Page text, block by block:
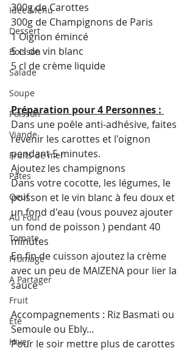
Idée Menu
Dessert
Boisson
Salade
Soupe
Poisson
Viande
Fruits de mer
Pâtes
Oeuf
Au Four
Tomate
Fromage
A Partager
Fruit
Eté
Hiver
300g de Carottes
300g de Champignons de Paris
1 Oignon émincé
5 cl de vin blanc
5 cl de crème liquide
Préparation pour 4 Personnes :
Dans une poêle anti-adhésive, faites
revenir les carottes et l'oignon
pendant 5 minutes.
Ajoutez les champignons
Dans votre cocotte, les légumes, le
poisson et le vin blanc à feu doux et
un fond d'eau (vous pouvez ajouter
un fond de poisson ) pendant 40
minutes
En fin de cuisson ajoutez la crème
avec un peu de MAIZENA pour lier la
sauce
Accompagnements : Riz Basmati ou
Semoule ou Ebly...
Pour le soir mettre plus de carottes